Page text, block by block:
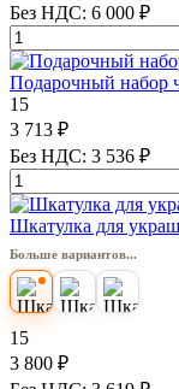
Без НДС: 6 000 ₽
Подарочный набор
15
3 713 ₽
Без НДС: 3 536 ₽
Шкатулка для
Больше вариантов...
15
3 800 ₽